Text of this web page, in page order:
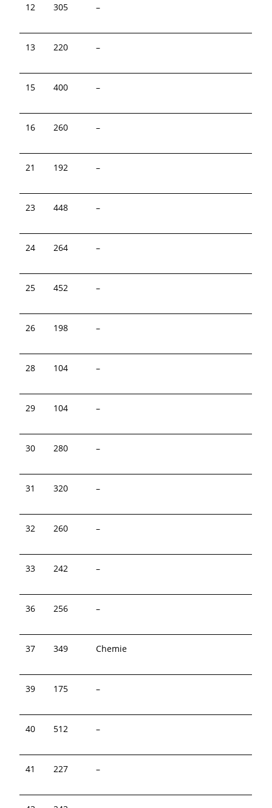
12 305 –
13 220 –
15 400 –
16 260 –
21 192 –
23 448 –
24 264 –
25 452 –
26 198 –
28 104 –
29 104 –
30 280 –
31 320 –
32 260 –
33 242 –
36 256 –
37 349 Chemie
39 175 –
40 512 –
41 227 –